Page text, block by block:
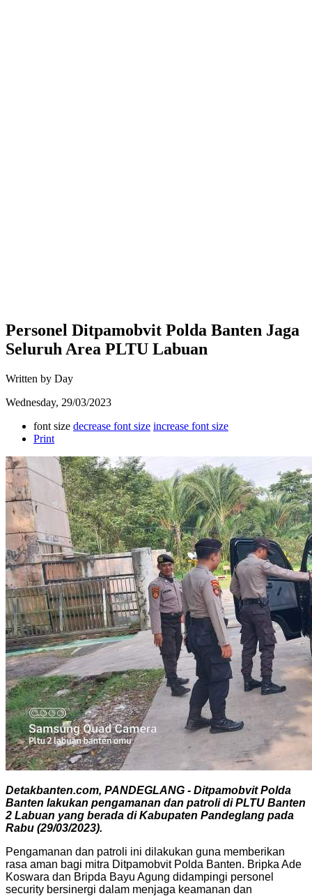
Personel Ditpamobvit Polda Banten Jaga
Seluruh Area PLTU Labuan
Written by Day
Wednesday, 29/03/2023
font size decrease font size increase font size
Print
Detakbanten.com, PANDEGLANG - Ditpamobvit Polda
Banten lakukan pengamanan dan patroli di PLTU Banten
2 Labuan yang berada di Kabupaten Pandeglang pada
Rabu (29/03/2023).
Pengamanan dan patroli ini dilakukan guna memberikan
rasa aman bagi mitra Ditpamobvit Polda Banten. Bripka Ade
Koswara dan Bripda Bayu Agung didampingi personel
security bersinergi dalam menjaga keamanan dan